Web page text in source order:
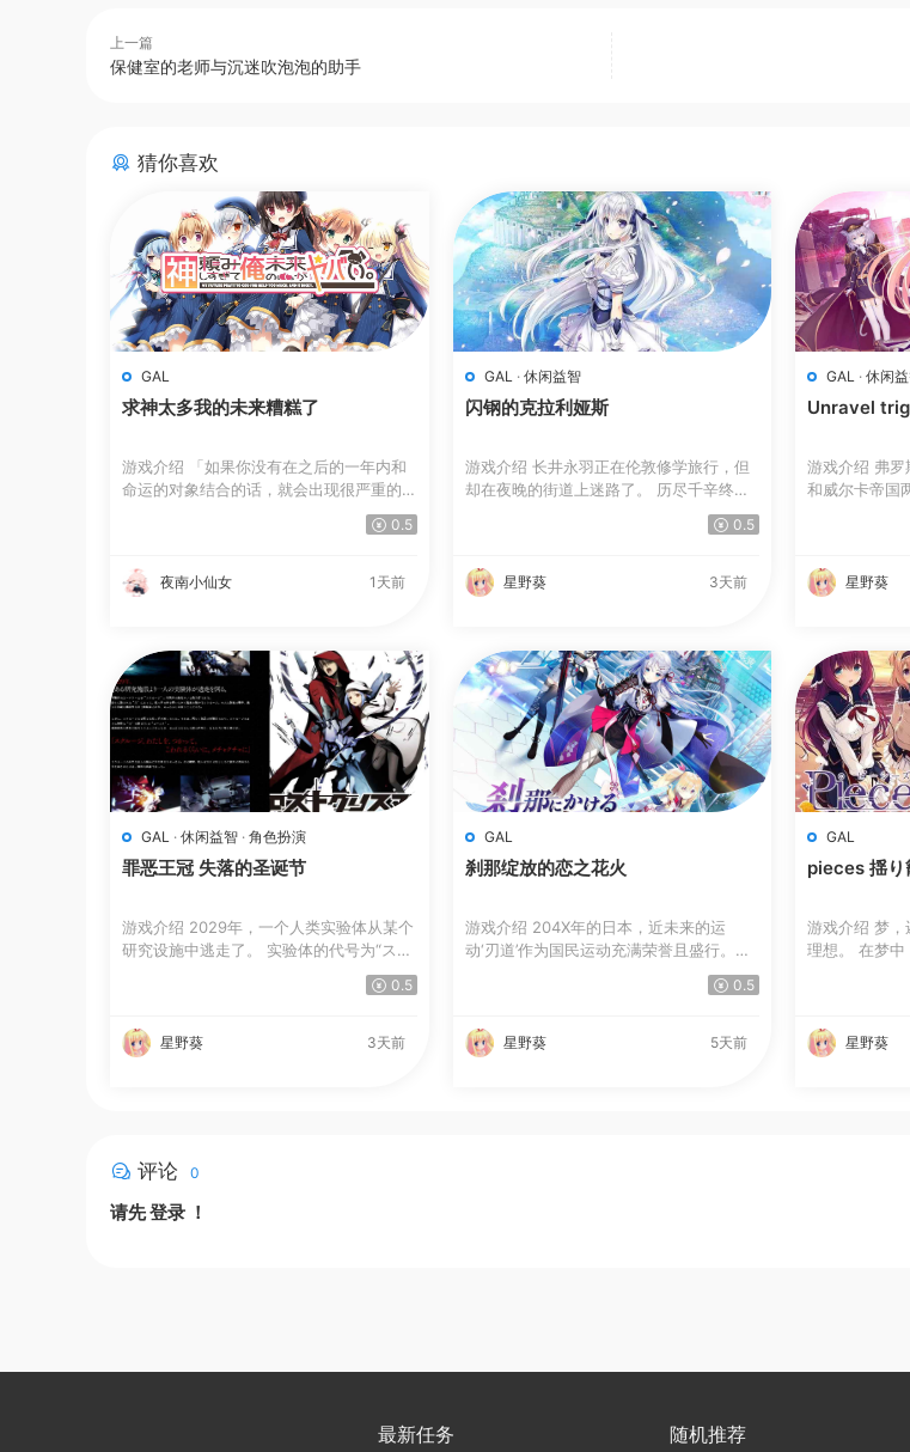
上一篇
保健室的老师与沉迷吹泡泡的助手
猜你喜欢
GAL
求神太多我的未来糟糕了
游戏介绍 「如果你没有在之后的一年内和
命运的对象结合的话，就会出现很严重的
0.5
夜南小仙女 1天前
GAL· 休闲益智
闪钢的克拉利娅斯
游戏介绍 长井永羽正在伦敦修学旅行，但
却在夜晚的街道上迷路了。 历尽千辛终于
0.5
星野葵 3天前
GAL ·休闲
Unravel
游戏介绍 弗罗
和威尔卡帝国
星野葵
GAL · 休闲益智 · 角色扮演
罪恶王冠 失落的圣诞节
游戏介绍 2029年，一个人类实验体从某个
研究设施中逃走了。 实验体的代号为“ス
0.5
星野葵 3天前
GAL
刹那绽放的恋之花火
游戏介绍 204X年的日本，近未来的运
动‘刃道’作为国民运动充满荣誉且盛行。
0.5
星野葵 5天前
GAL
pieces 揺り
游戏介绍 梦，还有梦。 人
理想。 在梦中
星野葵
评论 0
请先登录 ！
最新任务 随机推荐